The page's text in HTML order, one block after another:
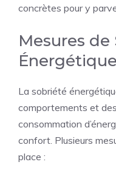
concrètes pour y
Mesures
Énergétique
La sobriété
comportements et
consommation
confort. Plusieurs
place :